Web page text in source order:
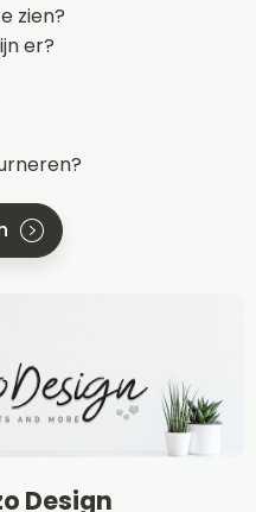
zien?
er?
Design